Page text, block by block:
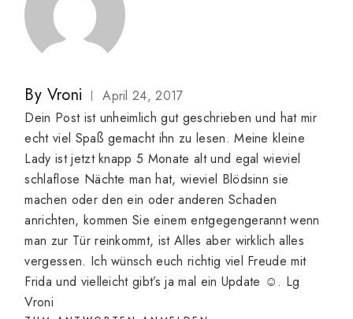
By Vroni
April 24, 2017
Dein Post ist unheimlich gut geschrieben und hat mir
echt viel Spaß gemacht ihn zu lesen. Meine kleine
Lady ist jetzt knapp 5 Monate alt und egal wieviel
schlaflose Nächte man hat, wieviel Blödsinn sie
machen oder den ein oder anderen Schaden
anrichten, kommen Sie einem entgegengerannt wenn
man zur Tür reinkommt, ist Alles aber wirklich alles
vergessen. Ich wünsch euch richtig viel Freude mit
Frida und vielleicht gibt’s ja mal ein Update ☺️. Lg
Vroni